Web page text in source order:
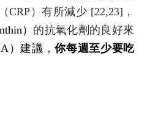
CRP）有所減少 [22,23]，
） 的抗氧化劑的良好來
）建議，你每週至少要吃